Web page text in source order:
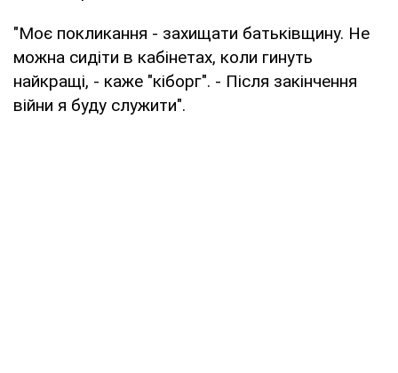
"Моє покликання - захищати батьківщину. Не
можна сидіти в кабінетах, коли гинуть
найкращі, - каже "кіборг". - Після закінчення
війни я буду служити".